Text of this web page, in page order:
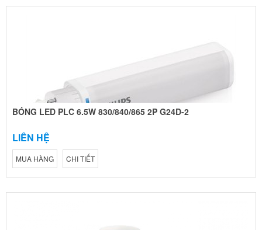
BÓNG LED PLC 6.5W 830/840/865 2P G24D-2
LIÊN HỆ
MUA HÀNG CHI TIẾT